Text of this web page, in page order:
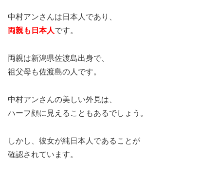
中村アンさんは日本人であり、
両親も日本人です。
両親は新潟県佐渡島出身で、
祖父母も佐渡島の人です。
中村アンさんの美しい外見は、
ハーフ顔に見えることもあるでしょう。
しかし、彼女が純日本人であることが
確認されています。